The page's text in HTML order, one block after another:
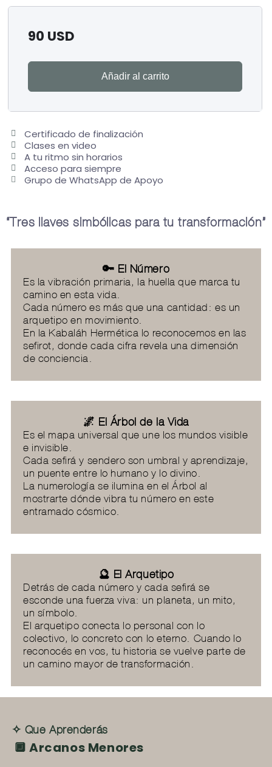
90 USD
Añadir al carrito
Certificado de finalización
Clases en video
A tu ritmo sin horarios
Acceso para siempre
Grupo de WhatsApp de Apoyo
“Tres llaves simbólicas para tu transformación”
🔑 El Número
Es la vibración primaria, la huella que marca tu
camino en esta vida.
Cada número es más que una cantidad: es un
arquetipo en movimiento.
En la Kabaláh Hermética lo reconocemos en las
sefirot, donde cada cifra revela una dimensión
de conciencia.
🌌 El Árbol de la Vida
Es el mapa universal que une los mundos visible
e invisible.
Cada sefirá y sendero son umbral y aprendizaje,
un puente entre lo humano y lo divino.
La numerología se ilumina en el Árbol al
mostrarte dónde vibra tu número en este
entramado cósmico.
🔮 El Arquetipo
Detrás de cada número y cada sefirá se
esconde una fuerza viva: un planeta, un mito,
un símbolo.
El arquetipo conecta lo personal con lo
colectivo, lo concreto con lo eterno. Cuando lo
reconocés en vos, tu historia se vuelve parte de
un camino mayor de transformación.
✧ Que Aprenderás
🔲 Arcanos Menores